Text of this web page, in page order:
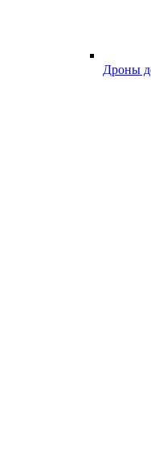
Дроны